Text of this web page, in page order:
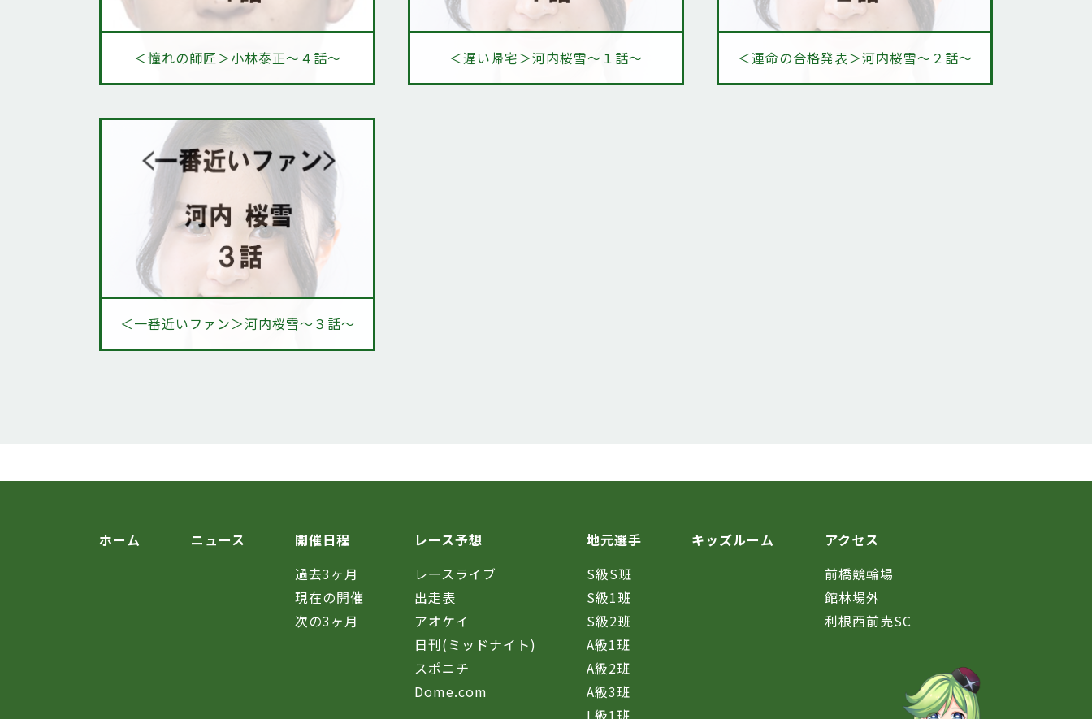
＜憧れの師匠＞小林泰正～４話～ ＜遅い帰宅＞河内桜雪～１話～ ＜運命の合格発表＞河内桜雪～２話～
＜一番近いファン＞河内桜雪～３話～
ホーム ニュース
開催日程
過去3ヶ月
現在の開催
次の3ヶ月
レース予想
レースライブ
出走表
アオケイ
日刊(ミッドナイト)
スポニチ
Dome.com
地元選手
S級S班
S級1班
S級2班
A級1班
A級2班
A級3班
L級1班
キッズルーム
アクセス
前橋競輪場
館林場外
利根西前売SC